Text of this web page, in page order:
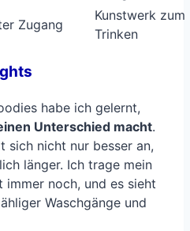
Zugang
Kunstwerk zum
Trinken
habe ich gelernt,
Unterschied macht.
sich nicht nur besser an,
länger. Ich trage mein
noch, und es sieht
Waschgänge und